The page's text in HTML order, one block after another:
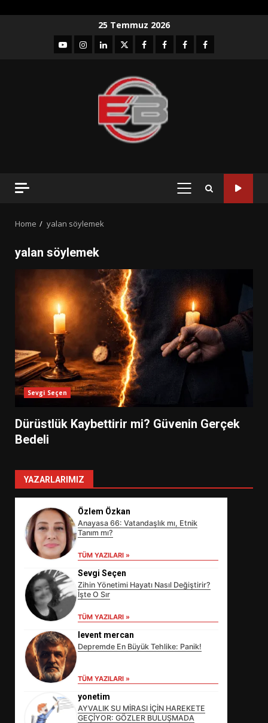
25 Temmuz 2026
YouTubeInstagram
LinkedIntwitterfacebook-Facebook-
Facebook-Facebook-
PRIMARY
Home yalan söylemek
yalan söylemek
Sevgi Seçen
Dürüstlük Kaybettirir mi? Güvenin Gerçek
Bedeli
YAZARLARIMIZ
Özlem Özkan
Anayasa 66: Vatandaşlık mı, Etnik
Tanım mı?
TÜM YAZILARI »
Sevgi Seçen
Zihin Yönetimi Hayatı Nasıl Değiştirir?
İşte O Sır
TÜM YAZILARI »
levent mercan
Depremde En Büyük Tehlike: Panik!
TÜM YAZILARI »
yonetim
AYVALIK SU MİRASI İÇİN HAREKETE
GEÇİYOR: GÖZLER BULUŞMADA
SÜRDÜRÜLEBİLİRLİKTE NE
DEĞİŞECEK?